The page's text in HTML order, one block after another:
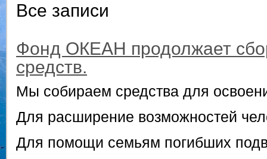
Все записи
Фонд ОКЕАН продолжает
средств.
Мы собираем средства для
Для расширение возможностей
Для помощи семьям погибших